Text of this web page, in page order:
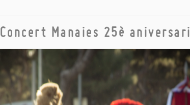
Concert Manaies 25è aniversari